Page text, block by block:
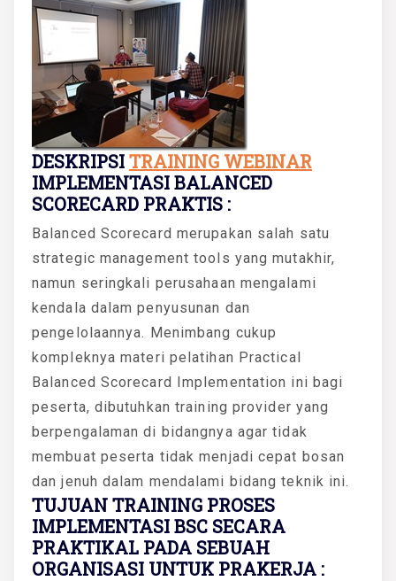
DESKRIPSITRAINING WEBINAR
IMPLEMENTASI BALANCED
SCORECARD PRAKTIS :
Balanced Scorecard merupakan salah satu
strategic management tools yang mutakhir,
namun seringkali perusahaan mengalami
kendala dalam penyusunan dan
pengelolaannya. Menimbang cukup
kompleknya materi pelatihan Practical
Balanced Scorecard Implementation ini bagi
peserta, dibutuhkan training provider yang
berpengalaman di bidangnya agar tidak
membuat peserta tidak menjadi cepat bosan
dan jenuh dalam mendalami bidang teknik ini.
TUJUAN TRAINING PROSES
IMPLEMENTASI BSC SECARA
PRAKTIKAL PADA SEBUAH
ORGANISASI UNTUK PRAKERJA :